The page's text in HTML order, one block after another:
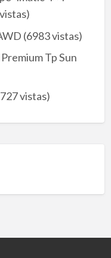
(6983 vistas)
Tp Sun
vistas)